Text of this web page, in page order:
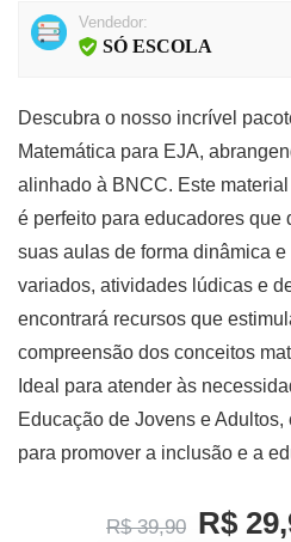
Vendedor:
SÓ ESCOLA
Descubra o nosso incrível
Matemática para EJA,
alinhado à BNCC. Este
é perfeito para educadores que
suas aulas de forma dinâmica
variados, atividades lúdicas e
encontrará recursos que
compreensão dos conceitos
Ideal para atender às
Educação de Jovens e Adultos,
para promover a inclusão e a
R$ 39,90 R$